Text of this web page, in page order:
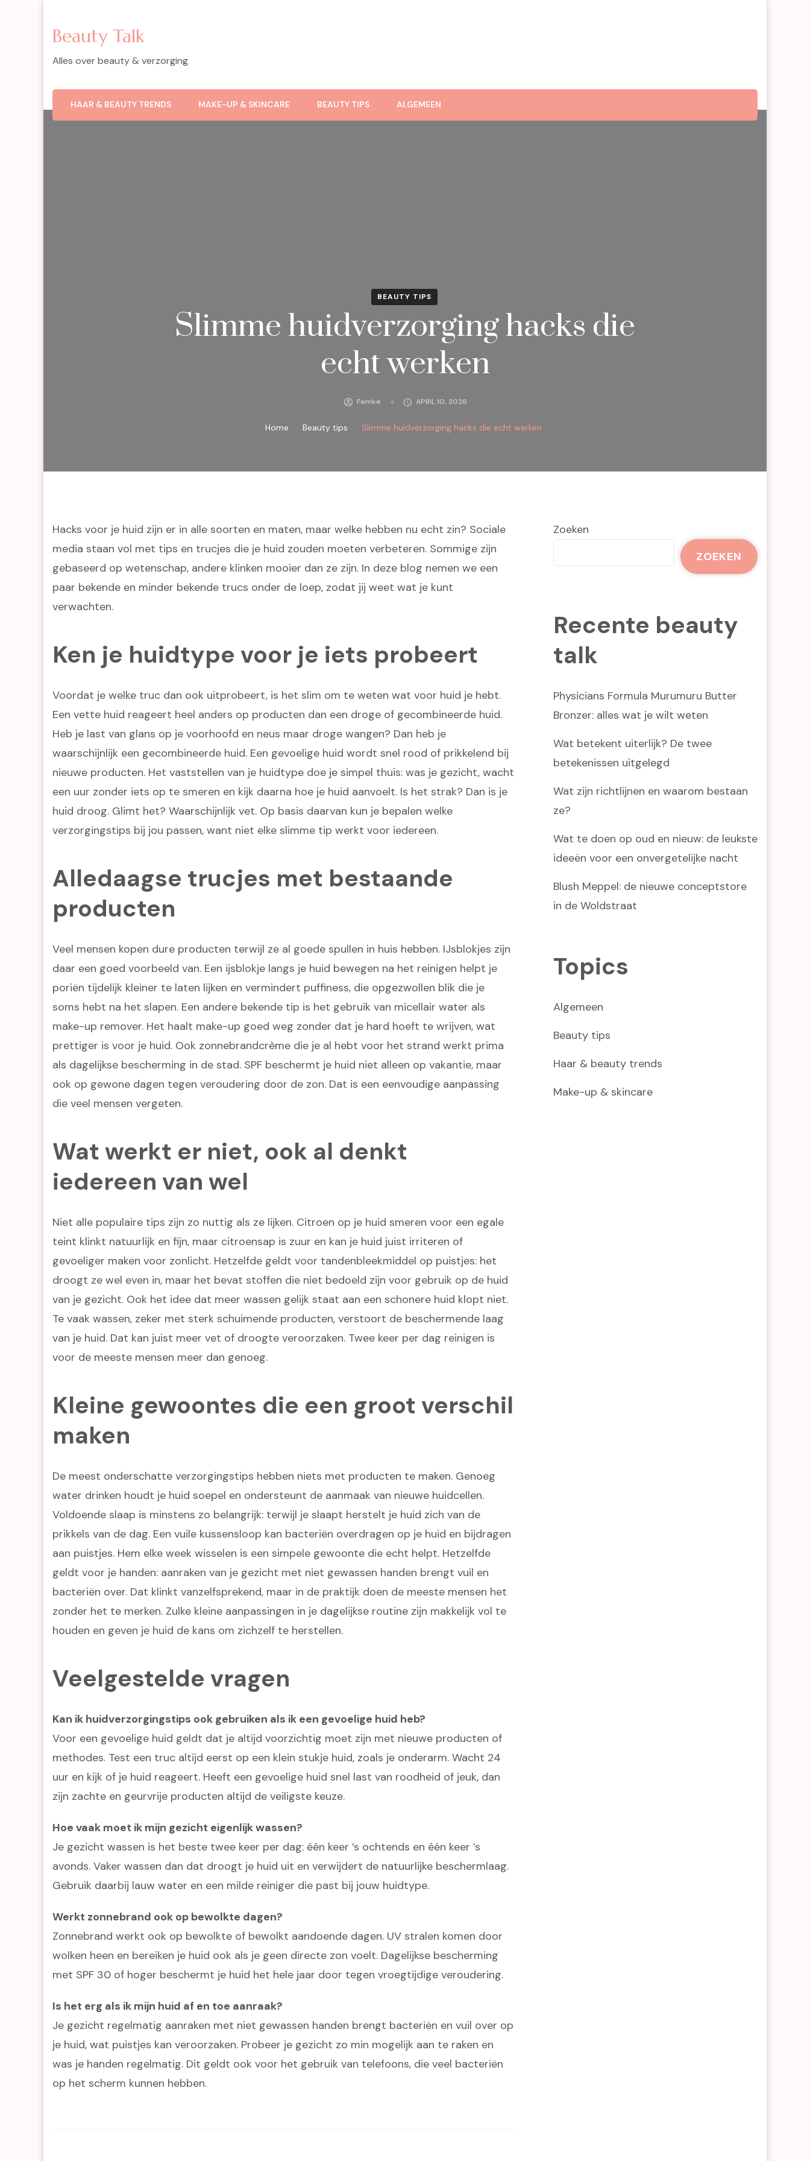
Beauty Talk
Alles over beauty & verzorging
HAAR & BEAUTY TRENDS MAKE-UP & SKINCARE BEAUTY TIPS ALGEMEEN
BEAUTY TIPS
Slimme huidverzorging hacks die
echt werken
Femke APRIL 10, 2026
Home Beauty tips Slimme huidverzorging hacks die echt werken
Hacks voor je huid zijn er in alle soorten en maten, maar welke hebben nu echt zin? Sociale
media staan vol met tips en trucjes die je huid zouden moeten verbeteren. Sommige zijn
gebaseerd op wetenschap, andere klinken mooier dan ze zijn. In deze blog nemen we een
paar bekende en minder bekende trucs onder de loep, zodat jij weet wat je kunt
verwachten.
Ken je huidtype voor je iets probeert
Voordat je welke truc dan ook uitprobeert, is het slim om te weten wat voor huid je hebt.
Een vette huid reageert heel anders op producten dan een droge of gecombineerde huid.
Heb je last van glans op je voorhoofd en neus maar droge wangen? Dan heb je
waarschijnlijk een gecombineerde huid. Een gevoelige huid wordt snel rood of prikkelend bij
nieuwe producten. Het vaststellen van je huidtype doe je simpel thuis: was je gezicht, wacht
een uur zonder iets op te smeren en kijk daarna hoe je huid aanvoelt. Is het strak? Dan is je
huid droog. Glimt het? Waarschijnlijk vet. Op basis daarvan kun je bepalen welke
verzorgingstips bij jou passen, want niet elke slimme tip werkt voor iedereen.
Alledaagse trucjes met bestaande
producten
Veel mensen kopen dure producten terwijl ze al goede spullen in huis hebben. IJsblokjes zijn
daar een goed voorbeeld van. Een ijsblokje langs je huid bewegen na het reinigen helpt je
poriën tijdelijk kleiner te laten lijken en vermindert puffiness, die opgezwollen blik die je
soms hebt na het slapen. Een andere bekende tip is het gebruik van micellair water als
make-up remover. Het haalt make-up goed weg zonder dat je hard hoeft te wrijven, wat
prettiger is voor je huid. Ook zonnebrandcrème die je al hebt voor het strand werkt prima
als dagelijkse bescherming in de stad. SPF beschermt je huid niet alleen op vakantie, maar
ook op gewone dagen tegen veroudering door de zon. Dat is een eenvoudige aanpassing
die veel mensen vergeten.
Wat werkt er niet, ook al denkt
iedereen van wel
Niet alle populaire tips zijn zo nuttig als ze lijken. Citroen op je huid smeren voor een egale
teint klinkt natuurlijk en fijn, maar citroensap is zuur en kan je huid juist irriteren of
gevoeliger maken voor zonlicht. Hetzelfde geldt voor tandenbleekmiddel op puistjes: het
droogt ze wel even in, maar het bevat stoffen die niet bedoeld zijn voor gebruik op de huid
van je gezicht. Ook het idee dat meer wassen gelijk staat aan een schonere huid klopt niet.
Te vaak wassen, zeker met sterk schuimende producten, verstoort de beschermende laag
van je huid. Dat kan juist meer vet of droogte veroorzaken. Twee keer per dag reinigen is
voor de meeste mensen meer dan genoeg.
Kleine gewoontes die een groot verschil
maken
De meest onderschatte verzorgingstips hebben niets met producten te maken. Genoeg
water drinken houdt je huid soepel en ondersteunt de aanmaak van nieuwe huidcellen.
Voldoende slaap is minstens zo belangrijk: terwijl je slaapt herstelt je huid zich van de
prikkels van de dag. Een vuile kussensloop kan bacteriën overdragen op je huid en bijdragen
aan puistjes. Hem elke week wisselen is een simpele gewoonte die echt helpt. Hetzelfde
geldt voor je handen: aanraken van je gezicht met niet gewassen handen brengt vuil en
bacteriën over. Dat klinkt vanzelfsprekend, maar in de praktijk doen de meeste mensen het
zonder het te merken. Zulke kleine aanpassingen in je dagelijkse routine zijn makkelijk vol te
houden en geven je huid de kans om zichzelf te herstellen.
Veelgestelde vragen
Kan ik huidverzorgingstips ook gebruiken als ik een gevoelige huid heb?
Voor een gevoelige huid geldt dat je altijd voorzichtig moet zijn met nieuwe producten of
methodes. Test een truc altijd eerst op een klein stukje huid, zoals je onderarm. Wacht 24
uur en kijk of je huid reageert. Heeft een gevoelige huid snel last van roodheid of jeuk, dan
zijn zachte en geurvrije producten altijd de veiligste keuze.
Hoe vaak moet ik mijn gezicht eigenlijk wassen?
Je gezicht wassen is het beste twee keer per dag: één keer ’s ochtends en één keer ’s
avonds. Vaker wassen dan dat droogt je huid uit en verwijdert de natuurlijke beschermlaag.
Gebruik daarbij lauw water en een milde reiniger die past bij jouw huidtype.
Werkt zonnebrand ook op bewolkte dagen?
Zonnebrand werkt ook op bewolkte of bewolkt aandoende dagen. UV stralen komen door
wolken heen en bereiken je huid ook als je geen directe zon voelt. Dagelijkse bescherming
met SPF 30 of hoger beschermt je huid het hele jaar door tegen vroegtijdige veroudering.
Is het erg als ik mijn huid af en toe aanraak?
Je gezicht regelmatig aanraken met niet gewassen handen brengt bacteriën en vuil over op
je huid, wat puistjes kan veroorzaken. Probeer je gezicht zo min mogelijk aan te raken en
was je handen regelmatig. Dit geldt ook voor het gebruik van telefoons, die veel bacteriën
op het scherm kunnen hebben.
Zoeken
ZOEKEN
Recente beauty
talk
Physicians Formula Murumuru Butter
Bronzer: alles wat je wilt weten
Wat betekent uiterlijk? De twee
betekenissen uitgelegd
Wat zijn richtlijnen en waarom bestaan
ze?
Wat te doen op oud en nieuw: de leukste
ideeën voor een onvergetelijke nacht
Blush Meppel: de nieuwe conceptstore
in de Woldstraat
Topics
Algemeen
Beauty tips
Haar & beauty trends
Make-up & skincare